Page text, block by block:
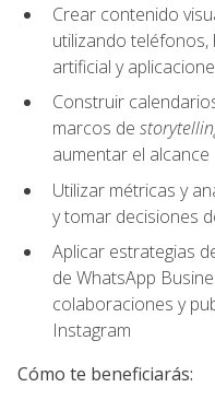
Crear contenido
utilizando teléfonos,
artificial y
Construir
marcos de
aumentar el alcance
Utilizar métricas y
y tomar decisiones
Aplicar estrategias
de WhatsApp
colaboraciones y
Instagram
Cómo te beneficiarás: